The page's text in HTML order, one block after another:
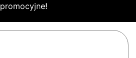
promocyjne!